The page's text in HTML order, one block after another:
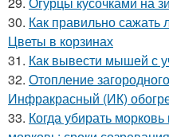
30. Как правильно сажать
Цветы в корзинах
31. Как вывести мышей с
32. Отопление
Инфракрасный (ИК)
33. Когда убирать